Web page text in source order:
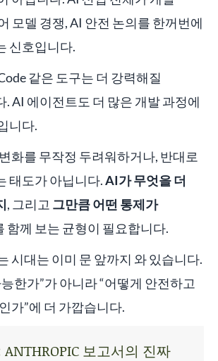
모델 경쟁, AI 안전 논의를 한꺼번에
신호입니다.
같은 도구는 더 강력해질
. AI 에이전트도 더 많은 개발 과정에
니다.
화를 무작정 두려워하거나, 반대로
태도가 아닙니다.AI가 무엇을 더
, 그리고 그만큼 어떤 통제가
함께 보는 균형이 필요합니다.
시대는 이미 문 앞까지 와 있습니다.
한가”가 아니라 “어떻게 안전하고
가”에 더 가깝습니다.
보고서의 진짜